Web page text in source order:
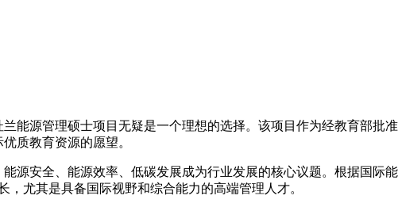
能源管理硕士项目无疑是一个理想的选择。该项目作为经教育部批
质教育资源的愿望。
源安全、能源效率、低碳发展成为行业发展的核心议题。根据国际
尤其是具备国际视野和综合能力的高端管理人才。